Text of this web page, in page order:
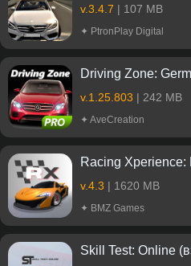
v.3.4.7 | 107 MB
✦ PtronPlay Digital
v.1.25.803 | 242 MB
✦ AveCreation
v.4.3 | 1620 MB
✦ BMZ Games
Skill Test: Online